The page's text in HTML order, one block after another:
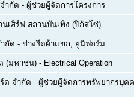
ำกัด - ผู้ช่วยผู้จัดการโครงการ
เสิร์ฟ สถานบันเทิง (ปิกัสโซ่)
กัด - ช่างรีดผ้าแขก, ยูนิฟอร์ม
(มหาชน) - Electrical Operation
ต จำกัด - ผู้ช่วยผู้จัดการทรัพยากรบุค